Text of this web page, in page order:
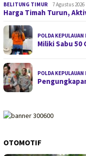
BELITUNG TIMUR 7 Agustus 2026
Harga Timah Turun,
POLDA KEPULAUAN
Miliki Sabu 50
POLDA KEPULAUAN
OTOMOTIF